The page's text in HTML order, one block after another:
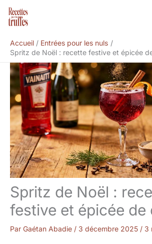
Aller
Accueil
Entrées pour les nuls
Spritz de Noël : recette festive et épicée
Spritz de Noël :
festive et épicée de
Par Gaétan Abadie / 3 décembre 2025 / 3
Rechercher